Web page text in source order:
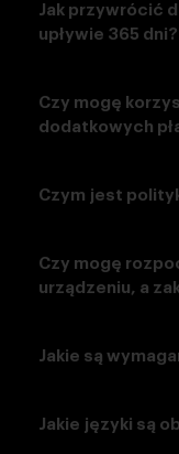
Jak przywrócić
upływie 365 dni?
Czy mogę
dodatkowych
Czym jest
Czy mogę
urządzeniu, a
Jakie są
Jakie języki są